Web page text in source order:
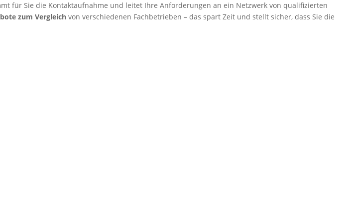
für Sie die Kontaktaufnahme und leitet Ihre Anforderungen an ein Netzwerk von qualifizierten
zum Vergleich von verschiedenen Fachbetrieben – das spart Zeit und stellt sicher, dass Sie die